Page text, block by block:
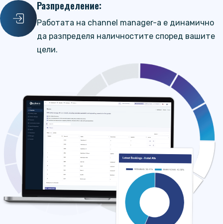
Разпределение:
Работата на channel manager-а е динамично
да разпределя наличностите според вашите
цели.